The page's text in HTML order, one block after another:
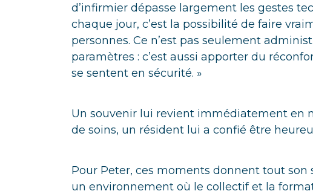
d’infirmier dépasse largement les gestes
chaque jour, c’est la possibilité de faire
personnes. Ce n’est pas seulement
paramètres : c’est aussi apporter du
se sentent en sécurité. »
Un souvenir lui revient immédiatement en
de soins, un résident lui a confié être
Pour Peter, ces moments donnent tout son
un environnement où le collectif et la